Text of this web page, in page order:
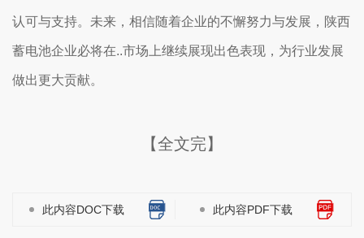
认可与支持。未来，相信随着企业的不懈努力与发展，陕西
蓄电池企业必将在..市场上继续展现出色表现，为行业发展
做出更大贡献。
【全文完】
此内容DOC下载 此内容PDF下载